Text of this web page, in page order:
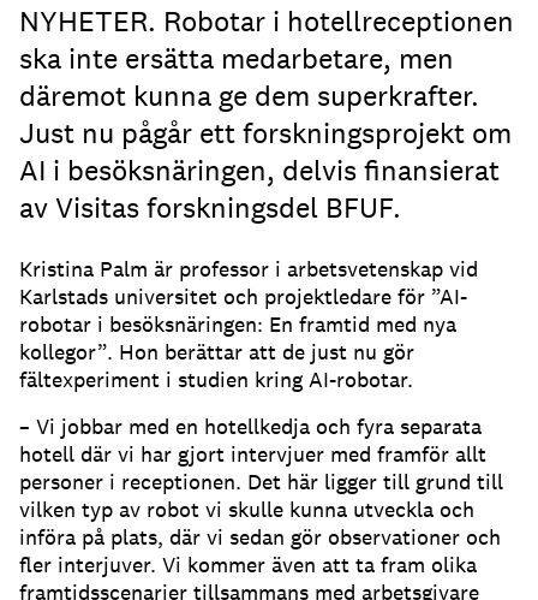
NYHETER. Robotar i hotellreceptionen
ska inte ersätta medarbetare, men
däremot kunna ge dem superkrafter.
Just nu pågår ett forskningsprojekt om
AI i besöksnäringen, delvis finansierat
av Visitas forskningsdel BFUF.
Kristina Palm är professor i arbetsvetenskap vid
Karlstads universitet och projektledare för ”AI-
robotar i besöksnäringen: En framtid med nya
kollegor”. Hon berättar att de just nu gör
fältexperiment i studien kring AI-robotar.
– Vi jobbar med en hotellkedja och fyra separata
hotell där vi har gjort intervjuer med framför allt
personer i receptionen. Det här ligger till grund till
vilken typ av robot vi skulle kunna utveckla och
införa på plats, där vi sedan gör observationer och
fler interjuver. Vi kommer även att ta fram olika
framtidsscenarier tillsammans med arbetsgivare